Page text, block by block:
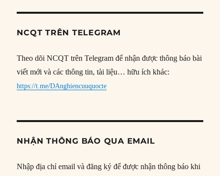
NCQT TRÊN TELEGRAM
Theo dõi NCQT trên Telegram để nhận được thông báo bài
viết mới và các thông tin, tài liệu… hữu ích khác:
https://t.me/DAnghiencuuquocte
NHẬN THÔNG BÁO QUA EMAIL
Nhập địa chỉ email và đăng ký để được nhận thông báo khi